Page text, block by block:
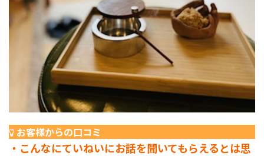
お客様からの口コミ
・こんなにていねいにお話を聞いてもらえるとは思